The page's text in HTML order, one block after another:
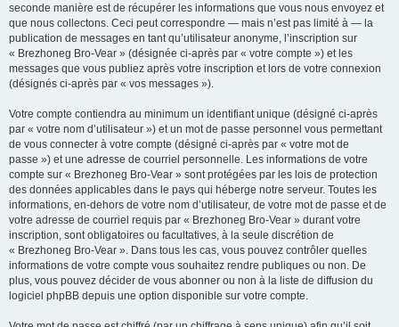
seconde manière est de récupérer les informations que vous nous envoyez et
que nous collectons. Ceci peut correspondre — mais n’est pas limité à — la
publication de messages en tant qu’utilisateur anonyme, l’inscription sur
« Brezhoneg Bro-Vear » (désignée ci-après par « votre compte ») et les
messages que vous publiez après votre inscription et lors de votre connexion
(désignés ci-après par « vos messages »).
Votre compte contiendra au minimum un identifiant unique (désigné ci-après
par « votre nom d’utilisateur ») et un mot de passe personnel vous permettant
de vous connecter à votre compte (désigné ci-après par « votre mot de
passe ») et une adresse de courriel personnelle. Les informations de votre
compte sur « Brezhoneg Bro-Vear » sont protégées par les lois de protection
des données applicables dans le pays qui héberge notre serveur. Toutes les
informations, en-dehors de votre nom d’utilisateur, de votre mot de passe et de
votre adresse de courriel requis par « Brezhoneg Bro-Vear » durant votre
inscription, sont obligatoires ou facultatives, à la seule discrétion de
« Brezhoneg Bro-Vear ». Dans tous les cas, vous pouvez contrôler quelles
informations de votre compte vous souhaitez rendre publiques ou non. De
plus, vous pouvez décider de vous abonner ou non à la liste de diffusion du
logiciel phpBB depuis une option disponible sur votre compte.